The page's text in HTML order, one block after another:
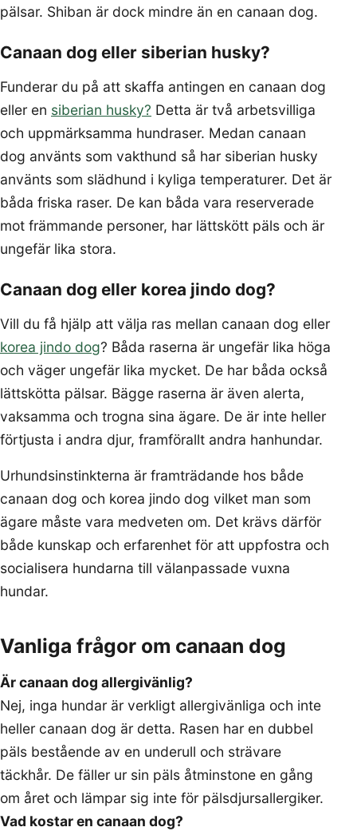
pälsar. Shiban är dock mindre än en canaan dog.
Canaan dog eller siberian husky?
Funderar du på att skaffa antingen en canaan dog
eller en siberian husky? Detta är två arbetsvilliga
och uppmärksamma hundraser. Medan canaan
dog använts som vakthund så har siberian husky
använts som slädhund i kyliga temperaturer. Det är
båda friska raser. De kan båda vara reserverade
mot främmande personer, har lättskött päls och är
ungefär lika stora.
Canaan dog eller korea jindo dog?
Vill du få hjälp att välja ras mellan canaan dog eller
korea jindo dog? Båda raserna är ungefär lika höga
och väger ungefär lika mycket. De har båda också
lättskötta pälsar. Bägge raserna är även alerta,
vaksamma och trogna sina ägare. De är inte heller
förtjusta i andra djur, framförallt andra hanhundar.
Urhundsinstinkterna är framträdande hos både
canaan dog och korea jindo dog vilket man som
ägare måste vara medveten om. Det krävs därför
både kunskap och erfarenhet för att uppfostra och
socialisera hundarna till välanpassade vuxna
hundar.
Vanliga frågor om canaan dog
Är canaan dog allergivänlig?
Nej, inga hundar är verkligt allergivänliga och inte
heller canaan dog är detta. Rasen har en dubbel
päls bestående av en underull och strävare
täckhår. De fäller ur sin päls åtminstone en gång
om året och lämpar sig inte för pälsdjursallergiker.
Vad kostar en canaan dog?